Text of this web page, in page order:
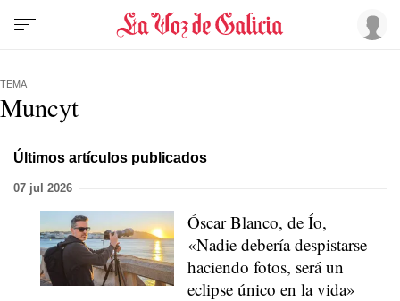
TEMA
Muncyt
Últimos artículos publicados
07 jul 2026
Óscar Blanco, de Ío,
«Nadie debería despistarse
haciendo fotos, será un
eclipse único en la vida»